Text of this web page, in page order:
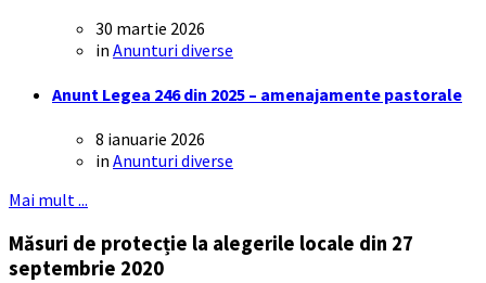
30 martie 2026
in Anunturi diverse
Anunt Legea 246 din 2025 – amenajamente pastorale
8 ianuarie 2026
in Anunturi diverse
Mai mult ...
Măsuri de protecție la alegerile locale din 27
septembrie 2020